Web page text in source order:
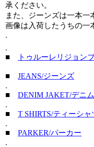
承ください。
また、ジーンズは一本
画像は入荷したうちの一
.
.
■
トゥルーレリジョン
■ JEANS/ジーンズ
.
■ DENIM JAKET/デニ
.
■ T SHIRTS/ティーシャ
.
■ PARKER/パーカー
.